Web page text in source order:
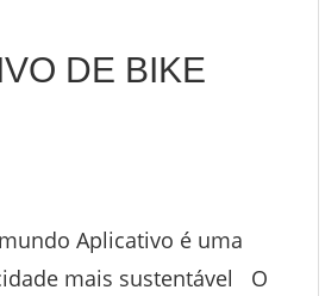
DE BIKE
Aplicativo é uma
mais sustentável O